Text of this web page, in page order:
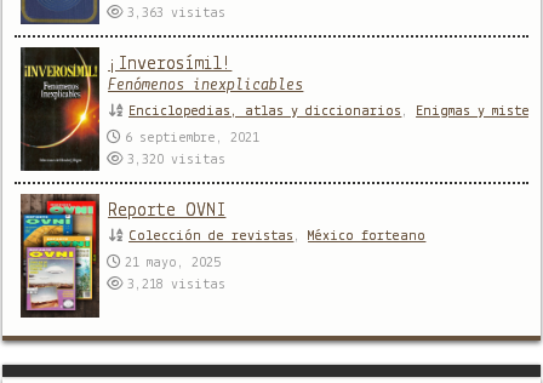
3,363visitas
¡Inverosímil!
Fenómenos inexplicables
Enciclopedias, atlas y diccionarios ,
Enigmas y
6 septiembre, 2021
3,320visitas
Reporte OVNI
Colección de revistas , México forteano
21 mayo, 2025
3,218visitas